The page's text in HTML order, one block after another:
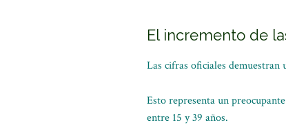
El incremento de
Las cifras oficiales
Esto representa un
entre 15 y 39 años.